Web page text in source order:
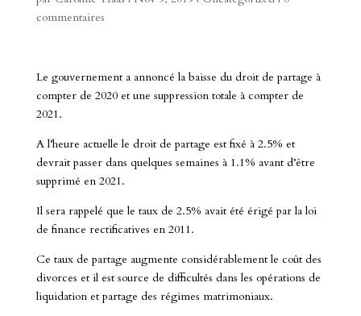
commentaires
Le gouvernement a annoncé la baisse du droit de partage à
compter de 2020 et une suppression totale à compter de
2021.
A l’heure actuelle le droit de partage est fixé à 2.5% et
devrait passer dans quelques semaines à 1.1% avant d’être
supprimé en 2021.
Il sera rappelé que le taux de 2.5% avait été érigé par la loi
de finance rectificatives en 2011.
Ce taux de partage augmente considérablement le coût des
divorces et il est source de difficultés dans les opérations de
liquidation et partage des régimes matrimoniaux.